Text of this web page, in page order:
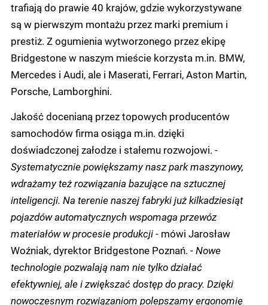
trafiają do prawie 40 krajów, gdzie wykorzystywane
są w pierwszym montażu przez marki premium i
prestiż. Z ogumienia wytworzonego przez ekipę
Bridgestone w naszym mieście korzysta m.in. BMW,
Mercedes i Audi, ale i Maserati, Ferrari, Aston Martin,
Porsche, Lamborghini.
Jakość docenianą przez topowych producentów
samochodów firma osiąga m.in. dzięki
doświadczonej załodze i stałemu rozwojowi. -
Systematycznie powiększamy nasz park maszynowy,
wdrażamy też rozwiązania bazujące na sztucznej
inteligencji. Na terenie naszej fabryki już kilkadziesiąt
pojazdów automatycznych wspomaga przewóz
materiałów w procesie produkcji- mówi Jarosław
Woźniak, dyrektor Bridgestone Poznań. -Nowe
technologie pozwalają nam nie tylko działać
efektywniej, ale i zwiększać dostęp do pracy. Dzięki
nowoczesnym rozwiązaniom polepszamy ergonomię